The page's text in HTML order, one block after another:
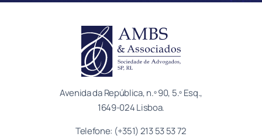
Avenida da República, n.º 90, 5.º Esq.,
1649-024 Lisboa.
Telefone: (+351) 213 53 53 72